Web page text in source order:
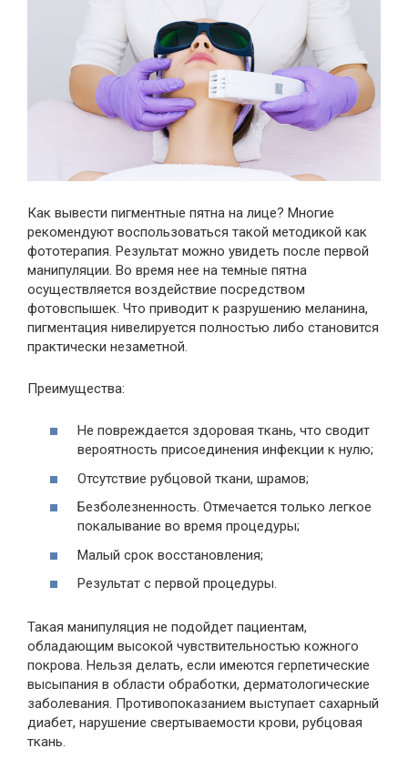
Как вывести пигментные пятна на лице? Многие
рекомендуют воспользоваться такой методикой как
фототерапия. Результат можно увидеть после первой
манипуляции. Во время нее на темные пятна
осуществляется воздействие посредством
фотовспышек. Что приводит к разрушению меланина,
пигментация нивелируется полностью либо становится
практически незаметной.
Преимущества:
Не повреждается здоровая ткань, что сводит
вероятность присоединения инфекции к нулю;
Отсутствие рубцовой ткани, шрамов;
Безболезненность. Отмечается только легкое
покалывание во время процедуры;
Малый срок восстановления;
Результат с первой процедуры.
Такая манипуляция не подойдет пациентам,
обладающим высокой чувствительностью кожного
покрова. Нельзя делать, если имеются герпетические
высыпания в области обработки, дерматологические
заболевания. Противопоказанием выступает сахарный
диабет, нарушение свертываемости крови, рубцовая
ткань.